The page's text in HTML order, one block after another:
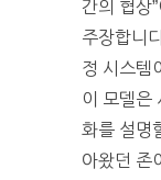
간의 협상
주장합니
정 시스템
이 모델은
화를 설명
아왔던 존